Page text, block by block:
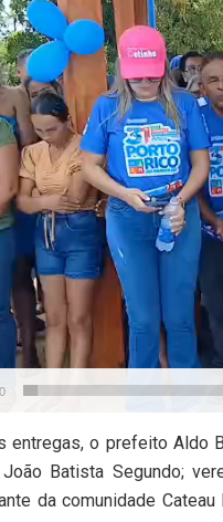
entregas, o prefeito Aldo
Batista Segundo;
da comunidade